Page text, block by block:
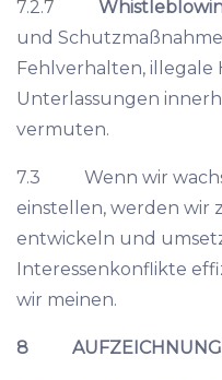
7.2.7
und
Fehlverhalten,
Unterlassungen
vermuten.
7.3 Wenn wir
einstellen, werden wir
entwickeln und
Interessenkonflikte
wir meinen.
8